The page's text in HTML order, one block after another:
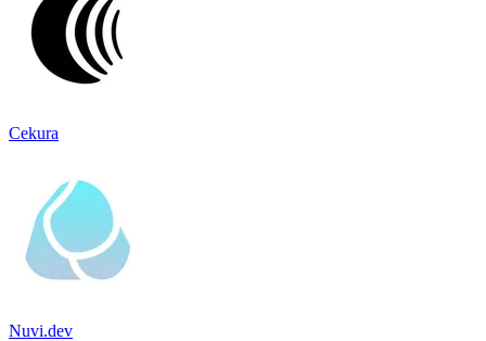
Cekura
Nuvi.dev